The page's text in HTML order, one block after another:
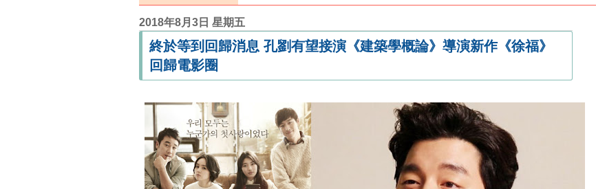
2018年8月3日 星期五
終於等到回歸消息 孔劉有望接演《建築學概論》導演新作《徐福》
回歸電影圈